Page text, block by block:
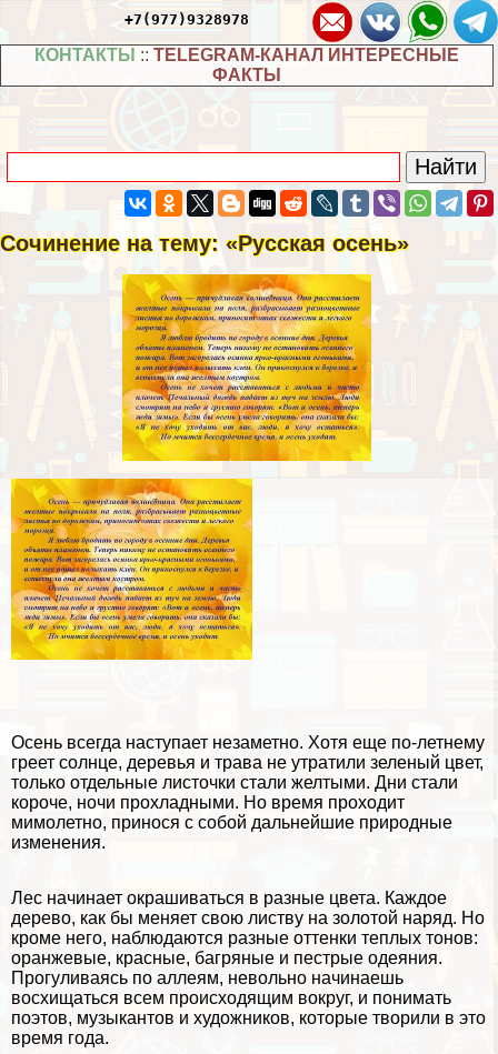
+7(977)9328978
КОНТАКТЫ :: TELEGRAM-КАНАЛ ИНТЕРЕСНЫЕ
ФАКТЫ
Сочинение на тему: «Русская осень»
Осень всегда наступает незаметно. Хотя еще по-летнему
греет солнце, деревья и трава не утратили зеленый цвет,
только отдельные листочки стали желтыми. Дни стали
короче, ночи прохладными. Но время проходит
мимолетно, принося с собой дальнейшие природные
изменения.
Лес начинает окрашиваться в разные цвета. Каждое
дерево, как бы меняет свою листву на золотой наряд. Но
кроме него, наблюдаются разные оттенки теплых тонов:
оранжевые, красные, багряные и пестрые одеяния.
Прогуливаясь по аллеям, невольно начинаешь
восхищаться всем происходящим вокруг, и понимать
поэтов, музыкантов и художников, которые творили в это
время года.